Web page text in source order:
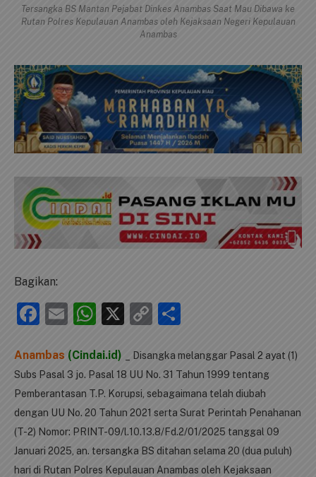
Tersangka BS Mantan Pejabat Dinkes Anambas Saat Mau Dibawa ke
Rutan Polres Kepulauan Anambas oleh Kejaksaan Negeri Kepulauan
Anambas
Bagikan:
Facebook
EmailWhatsApp
X
Copy
Anambas (Cindai.id)
_ Disangka melanggar Pasal 2 ayat (1)
Subs Pasal 3 jo. Pasal 18 UU No. 31 Tahun 1999 tentang
Pemberantasan T.P. Korupsi, sebagaimana telah diubah
dengan UU No. 20 Tahun 2021 serta Surat Perintah Penahanan
(T-2) Nomor: PRINT-09/l.10.13.8/Fd.2/01/2025 tanggal 09
Januari 2025, an. tersangka BS ditahan selama 20 (dua puluh)
hari di Rutan Polres Kepulauan Anambas oleh Kejaksaan